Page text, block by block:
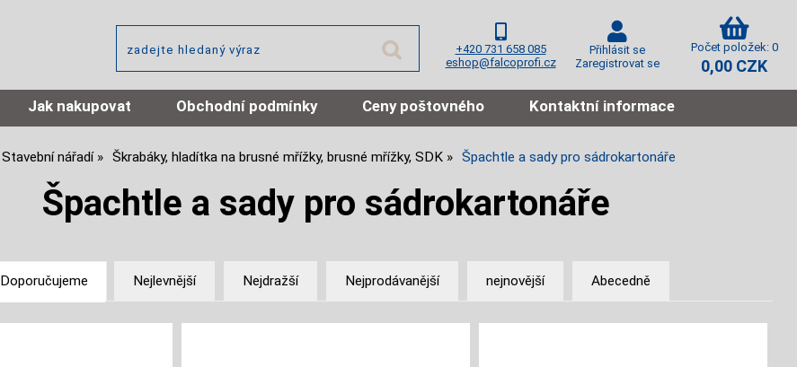
+420 731 658 085
eshop@falcoprofi.cz
Přihlásit se
Zaregistrovat se
Počet položek: 0
0,00 CZK
Jak nakupovat Obchodní podmínky Ceny poštovného Kontaktní informace
Stavební nářadí Škrabáky, hladítka na brusné mřížky, brusné mřížky, SDK Špachtle a sady pro sádrokartonáře
Špachtle a sady pro sádrokartonáře
Doporučujeme Nejlevnější Nejdražší Nejprodávanější nejnovější Abecedně